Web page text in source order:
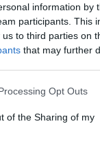
information by
participants. This
to third parties on
that may further
website/app uses one
or usage behaviour.
to Google and its
specified purposes
Opt Outs
of the Sharing of my
számomra, hogy
Egy kapcsolat
emelte ki.
a túlzott
valamint az